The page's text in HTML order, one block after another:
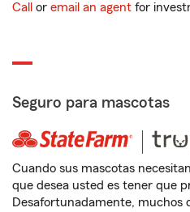
Call or email an agent for
Seguro para mascotas
Cuando sus mascotas
que desea usted es tener que
Desafortunadamente, muchos